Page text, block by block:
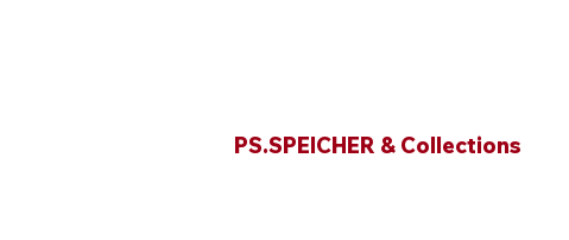
PS.SPEICHER & Collections